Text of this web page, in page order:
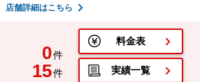
店舗詳細はこちら
0件
15件
料金表
実績一覧